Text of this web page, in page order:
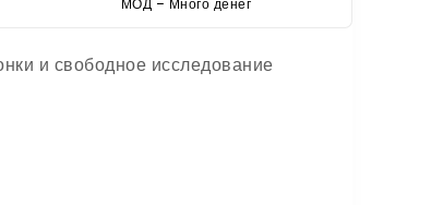
МОД – Много денег
и свободное исследование